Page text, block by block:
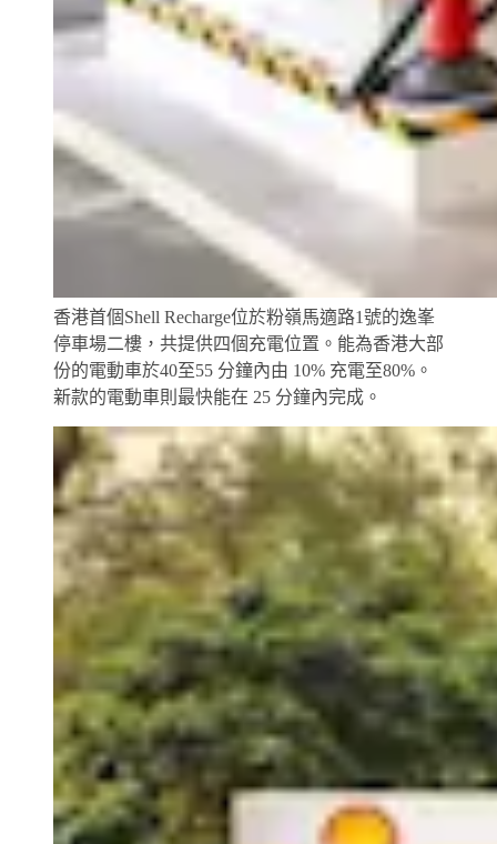
香港首個Shell Recharge位於粉嶺馬適路1號的逸峯
停車場二樓，共提供四個充電位置。能為香港大部
份的電動車於40至55 分鐘內由 10% 充電至80%。
新款的電動車則最快能在 25 分鐘內完成。